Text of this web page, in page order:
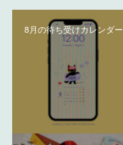
8月の待ち受けカレンダー